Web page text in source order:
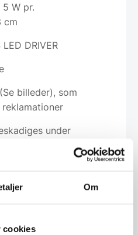
Om
cookies
W pr.
cm
DRIVER
billeder), som
under
og der bruges færre
og transport af
CO₂-aftrykket
bæredygtig
mere end 280 ansatte,